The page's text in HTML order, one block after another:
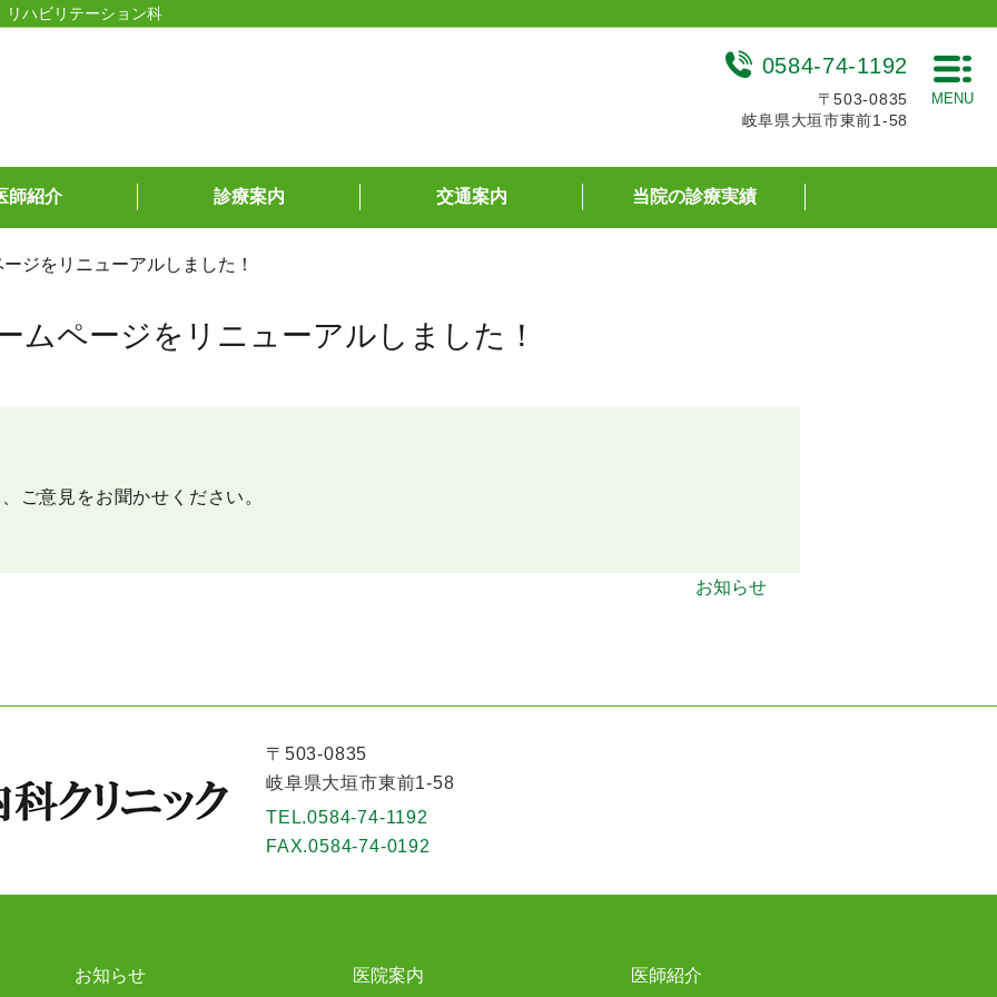
リハビリテーション科
0584-74-1192
〒503-0835
岐阜県大垣市東前1-58
MENU
師紹介 診療案内 交通案内 当院の診療実績
ジをリニューアルしました！
ムページをリニューアルしました！
ご意見をお聞かせください。
お知らせ
〒503-0835
岐阜県大垣市東前1-58
TEL.0584-74-1192
FAX.0584-74-0192
お知らせ 医院案内 医師紹介